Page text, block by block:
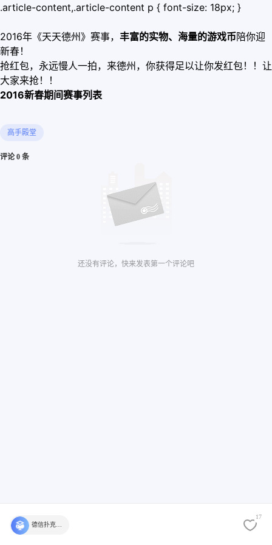
.article-content,.article-content p { font-size: 18px; }
2016年《天天德州》赛事， 丰富的实物、海量的游戏币陪你迎
新春！
抢红包，永远慢人一拍，来德州，你获得足以让你发红包！！让
大家来抢！！
2016新春期间赛事列表
高手殿堂
评论 0 条
还没有评论，快来发表第一个评论吧
17